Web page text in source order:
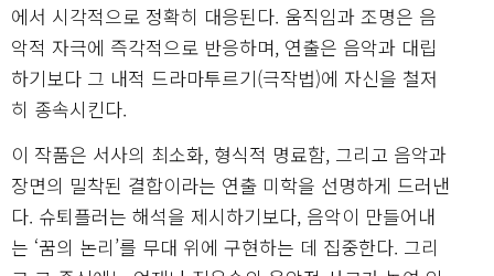
에서 시각적으로 정확히 대응된다. 움직임과 조명은 음
악적 자극에 즉각적으로 반응하며, 연출은 음악과 대립
하기보다 그 내적 드라마투르기(극작법)에 자신을 철저
히 종속시킨다.
이 작품은 서사의 최소화, 형식적 명료함, 그리고 음악과
장면의 밀착된 결합이라는 연출 미학을 선명하게 드러낸
다. 슈퇴플러는 해석을 제시하기보다, 음악이 만들어내
는 ‘꿈의 논리’를 무대 위에 구현하는 데 집중한다. 그리